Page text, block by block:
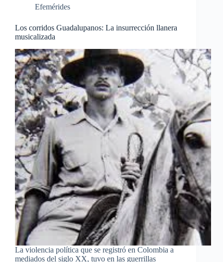
Efemérides
Los corridos Guadalupanos: La insurrección llanera
musicalizada
La violencia política que se registró en Colombia a
mediados del siglo XX, tuvo en las guerrillas